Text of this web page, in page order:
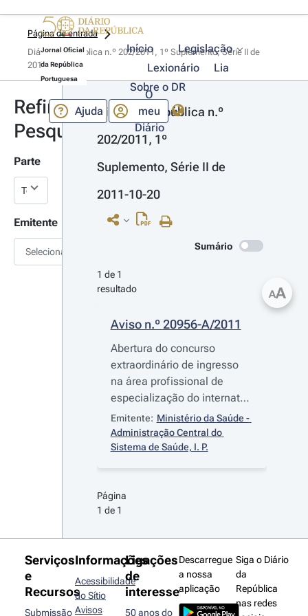
Jornal Oficial
da República
Portuguesa
Início
Legislação
Lexionário
Lia
Sobre o DR
Ajuda
O
meu
Diário
Página de entrada
Diário da República n.º 202/2011, 1º Suplemento, Série II de
2011-10-20
Refinar
Pesquisa
Parte
Emitente
Selecionar
Diário da República n.º
202/2011, 1º
Suplemento, Série II de
2011-10-20
Sumário
1 de 1
resultado
Aviso n.º 20956-A/2011
Abertura do concurso
extraordinário de ingresso
na área profissional de
especialização do internato
médico 2012
Emitente: Ministério da Saúde -
Administração Central do
Sistema de Saúde, I. P.
Página
1 de 1
AA
Serviços
e
Recursos
Submissão
Informações
Acessibilidade
do Sítio
Avisos
Ligações
de
interesse
50 anos do
Descarregue
a nossa
aplicação
Siga o Diário
da
República
nas redes